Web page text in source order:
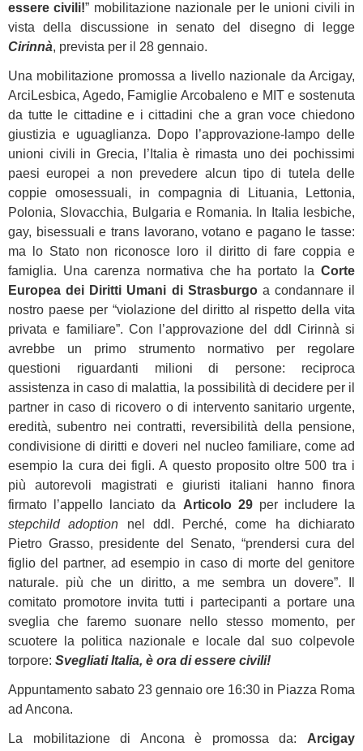
essere civili!” mobilitazione nazionale per le unioni civili in
vista della discussione in senato del disegno di legge
Cirinnà, prevista per il 28 gennaio.
Una mobilitazione promossa a livello nazionale da Arcigay,
ArciLesbica, Agedo, Famiglie Arcobaleno e MIT e sostenuta
da tutte le cittadine e i cittadini che a gran voce chiedono
giustizia e uguaglianza. Dopo l’approvazione-lampo delle
unioni civili in Grecia, l’Italia è rimasta uno dei pochissimi
paesi europei a non prevedere alcun tipo di tutela delle
coppie omosessuali, in compagnia di Lituania, Lettonia,
Polonia, Slovacchia, Bulgaria e Romania. In Italia lesbiche,
gay, bisessuali e trans lavorano, votano e pagano le tasse:
ma lo Stato non riconosce loro il diritto di fare coppia e
famiglia. Una carenza normativa che ha portato la Corte
Europea dei Diritti Umani di Strasburgoa condannare il
nostro paese per “violazione del diritto al rispetto della vita
privata e familiare”. Con l’approvazione del ddl Cirinnà si
avrebbe un primo strumento normativo per regolare
questioni riguardanti milioni di persone: reciproca
assistenza in caso di malattia, la possibilità di decidere per il
partner in caso di ricovero o di intervento sanitario urgente,
eredità, subentro nei contratti, reversibilità della pensione,
condivisione di diritti e doveri nel nucleo familiare, come ad
esempio la cura dei figli. A questo proposito oltre 500 tra i
più autorevoli magistrati e giuristi italiani hanno finora
firmato l’appello lanciato da Articolo 29per includere la
stepchild adoption nel ddl. Perché, come ha dichiarato
Pietro Grasso, presidente del Senato, “prendersi cura del
figlio del partner, ad esempio in caso di morte del genitore
naturale. più che un diritto, a me sembra un dovere”. Il
comitato promotore invita tutti i partecipanti a portare una
sveglia che faremo suonare nello stesso momento, per
scuotere la politica nazionale e locale dal suo colpevole
torpore: Svegliati Italia, è ora di essere civili!
Appuntamento sabato 23 gennaio ore 16:30 in Piazza Roma
ad Ancona.
La mobilitazione di Ancona è promossa da: Arcigay